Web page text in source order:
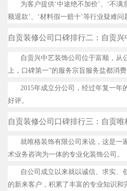
为客户提供‘中途绝不加价’、‘不满
额退款’、‘材料假一赔十’等行业疑难问
自贡装修公司口碑排行二：自贡兴
自贡兴中艺装饰公司位于富顺，从
上，口碑第一”的服务宗旨服务盐都消费
2015年成立分公司，经过年复一年
好评。
自贡装修公司口碑排行三： 自贡唯
就唯格装饰有限公司来说，这是一
术业务咨询为一体的专业化装饰公司。
自公司成立以来就以诚信、求实、
的新来客户，积累了丰富的专业知识和